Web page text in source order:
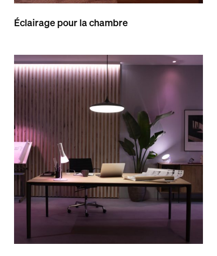
Éclairage pour la chambre